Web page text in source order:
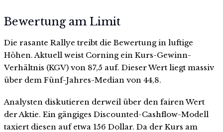
Bewertung am Limit
Die rasante Rallye treibt die Bewertung in luftige
Höhen. Aktuell weist Corning ein Kurs-Gewinn-
Verhältnis (KGV) von 87,5 auf. Dieser Wert liegt massiv
über dem Fünf-Jahres-Median von 44,8.
Analysten diskutieren derweil über den fairen Wert
der Aktie. Ein gängiges Discounted-Cashflow-Modell
taxiert diesen auf etwa 156 Dollar. Da der Kurs am